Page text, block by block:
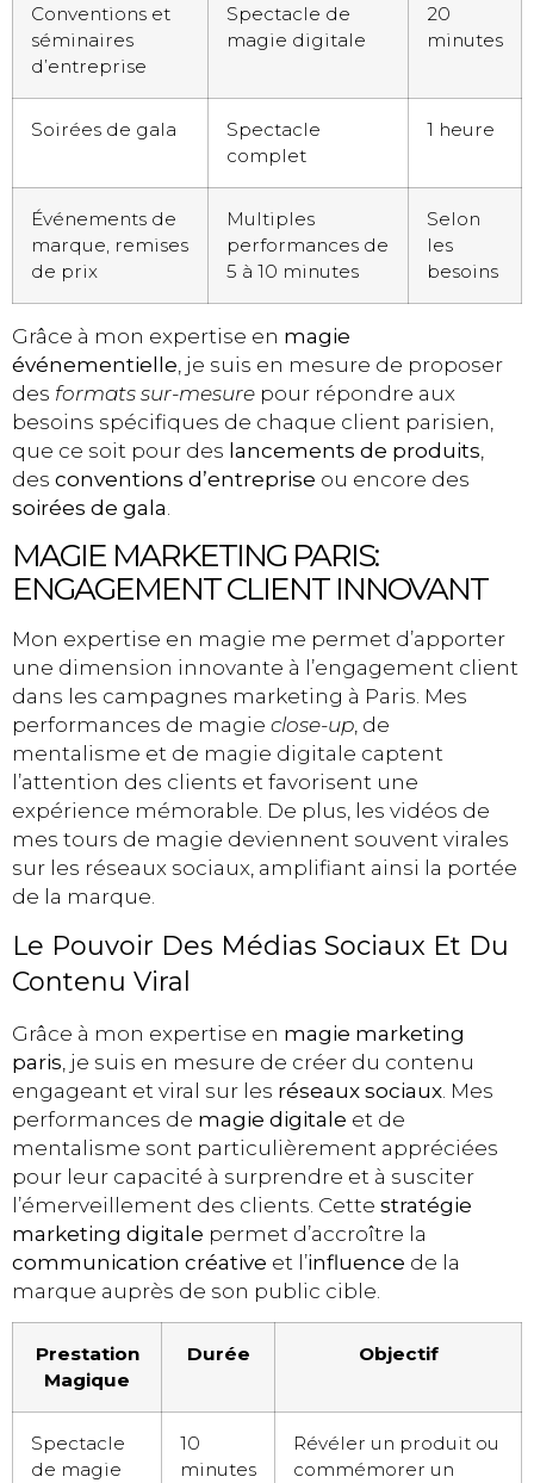
Conventions et
séminaires
d’entreprise
Spectacle de
magie digitale
20
minutes
Soirées de gala
Spectacle
complet
1 heure
Événements de
marque, remises
de prix
Multiples
performances de
5 à 10 minutes
Selon
les
besoins
Grâce à mon expertise en magie
événementielle, je suis en mesure de proposer
des formats sur-mesure pour répondre aux
besoins spécifiques de chaque client parisien,
que ce soit pour des lancements de produits,
des conventions d’entreprise ou encore des
soirées de gala.
MAGIE MARKETING PARIS:
ENGAGEMENT CLIENT INNOVANT
Mon expertise en magie me permet d’apporter
une dimension innovante à l’engagement client
dans les campagnes marketing à Paris. Mes
performances de magie close-up, de
mentalisme et de magie digitale captent
l’attention des clients et favorisent une
expérience mémorable. De plus, les vidéos de
mes tours de magie deviennent souvent virales
sur les réseaux sociaux, amplifiant ainsi la portée
de la marque.
Le Pouvoir Des Médias Sociaux Et Du
Contenu Viral
Grâce à mon expertise en magie marketing
paris , je suis en mesure de créer du contenu
engageant et viral sur les réseaux sociaux . Mes
performances de magie digitale et de
mentalisme sont particulièrement appréciées
pour leur capacité à surprendre et à susciter
l’émerveillement des clients. Cette stratégie
marketing digitale permet d’accroître la
communication créative et l’influence de la
marque auprès de son public cible.
Prestation
Magique
Durée Objectif
Spectacle
de magie
10
minutes
Révéler un produit ou
commémorer un